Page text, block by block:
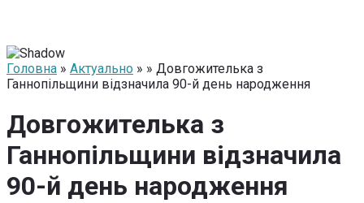
Головна » Актуально » » Довгожителька з
Ганнопільщини відзначила 90-й день народження
Довгожителька з
Ганнопільщини відзначила
90-й день народження